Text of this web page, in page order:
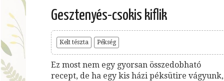
Gesztenyés-csokis kiflik
Kelt tészta Pékség
Ez most nem egy gyorsan összedobható
recept, de ha egy kis házi péksütire vágyunk,